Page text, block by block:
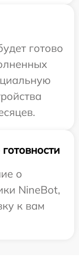
готово
о
NineBot,
к вам